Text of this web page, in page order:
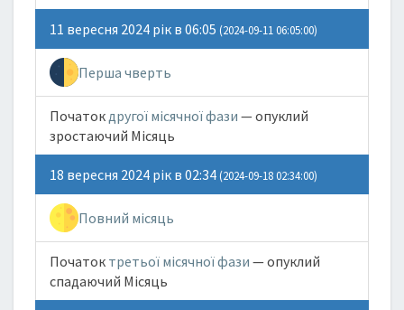
11 вересня 2024 рік в 06:05 (2024-09-11 06:05:00)
Перша чверть
Початокдругої місячної фази — опуклий
зростаючий Місяць
18 вересня 2024 рік в 02:34 (2024-09-18 02:34:00)
Повний місяць
Початок третьої місячної фази — опуклий
спадаючий Місяць